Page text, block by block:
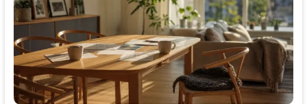
låna
snabbt